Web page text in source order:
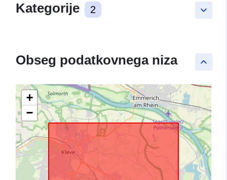
keyboard_arrow_down
Kategorije 2
keyboard_arrow_up
Obseg podatkovnega niza
+
−